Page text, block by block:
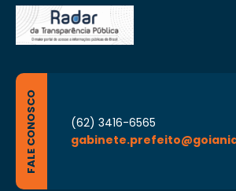
FALE CONOSCO
(62) 3416-6565